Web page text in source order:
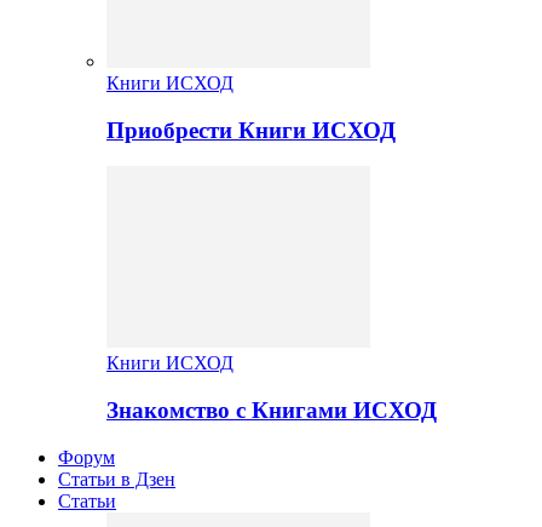
Книги ИСХОД
Приобрести Книги ИСХОД
Книги ИСХОД
Знакомство с Книгами ИСХОД
Форум
Статьи в Дзен
Статьи